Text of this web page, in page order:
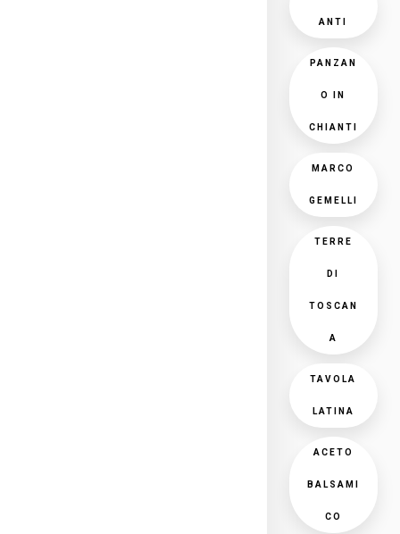
ANTI
PANZAN
O IN
CHIANTI
MARCO
GEMELLI
TERRE
DI
TOSCAN
A
TAVOLA
LATINA
ACETO
BALSAMI
CO